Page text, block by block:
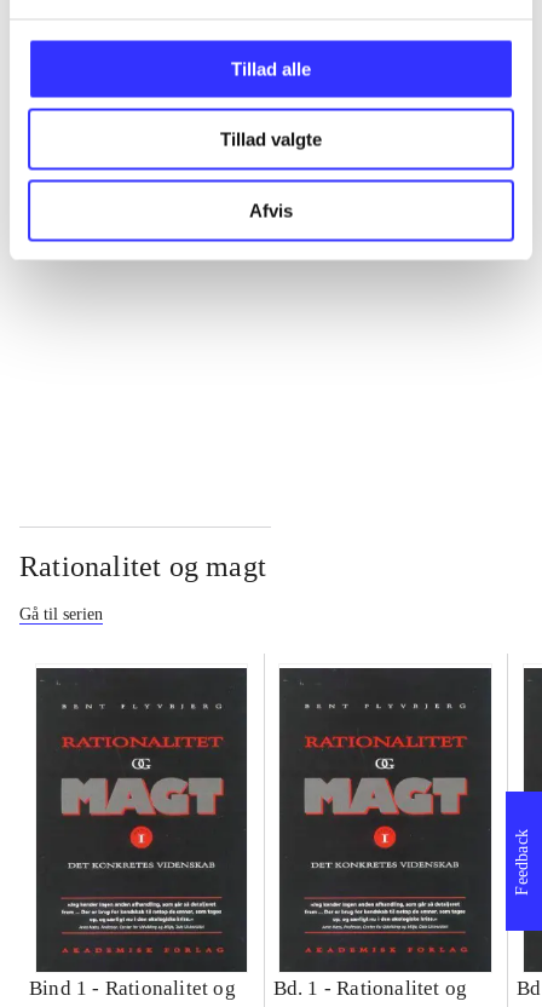
Tillad alle
Tillad valgte
Afvis
Rationalitet og magt
Gå til serien
Bind 1 - Rationalitet og
Bd. 1 -Rationalitet og
Feedback